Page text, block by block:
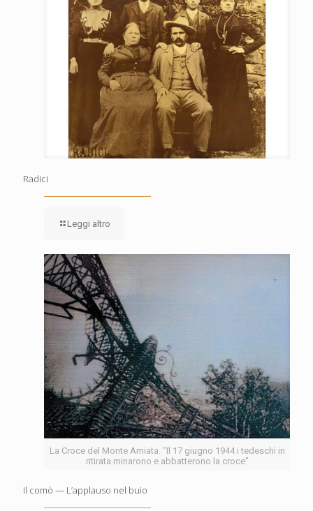
Radici
Leggi altro
La Croce del Monte Amiata. "Il 17 giugno 1944 i tedeschi in
ritirata minarono e abbatterono la croce"
Il comò — L’applauso nel buio